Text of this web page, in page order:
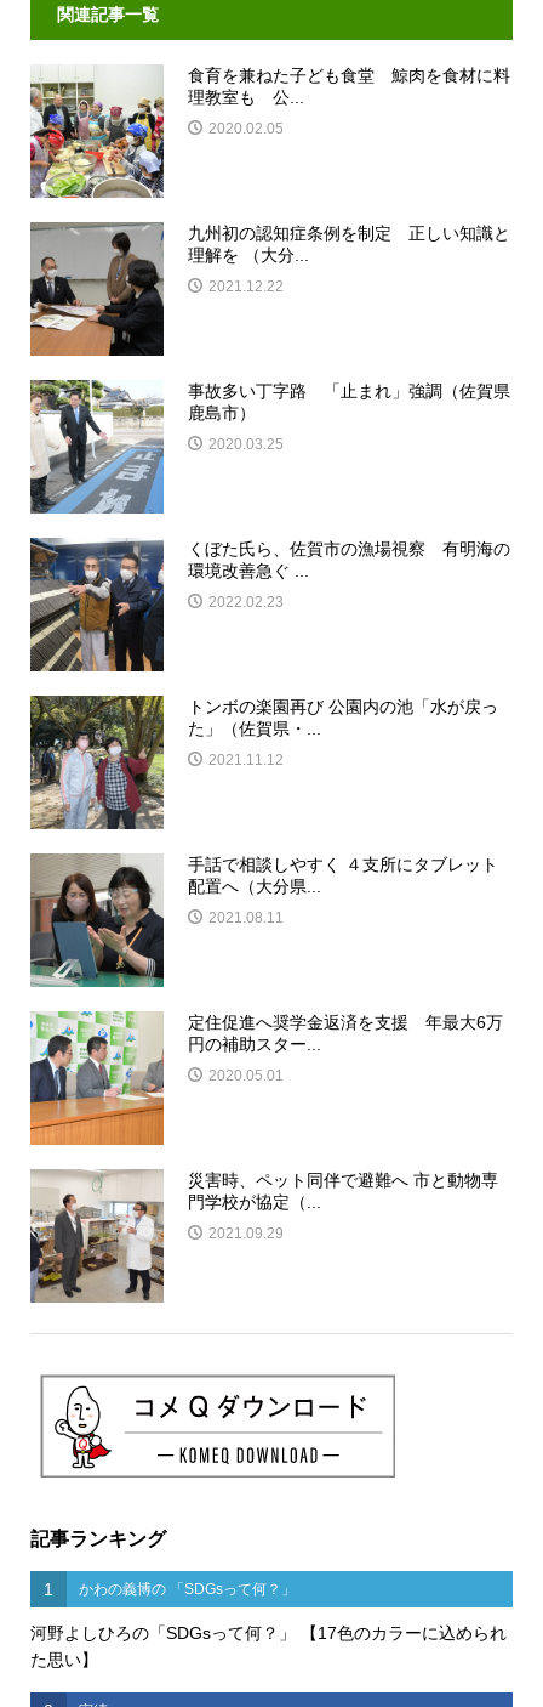
関連記事一覧
食育を兼ねた子ども食堂 鯨肉を食材に料
理教室も 公...
2020.02.05
九州初の認知症条例を制定 正しい知識と
理解を （大分...
2021.12.22
事故多い丁字路 「止まれ」強調（佐賀県
鹿島市）
2020.03.25
くぼた氏ら、佐賀市の漁場視察 有明海の
環境改善急ぐ ...
2022.02.23
トンボの楽園再び 公園内の池「水が戻っ
た」（佐賀県・...
2021.11.12
手話で相談しやすく ４支所にタブレット
配置へ（大分県...
2021.08.11
定住促進へ奨学金返済を支援 年最大6万
円の補助スター...
2020.05.01
災害時、ペット同伴で避難へ 市と動物専
門学校が協定（...
2021.09.29
記事ランキング
1 かわの義博の 「SDGsって何？」
河野よしひろの「SDGsって何？」 【17色のカラーに込められ
た思い】